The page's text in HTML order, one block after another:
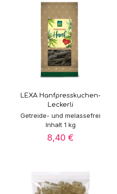
LEXA Hanfpresskuchen-
Leckerli
Getreide- und melassefrei
Inhalt 1 kg
8,40€